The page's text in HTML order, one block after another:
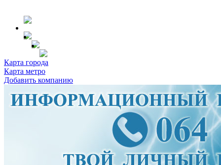
Карта города
Карта метро
Добавить компанию